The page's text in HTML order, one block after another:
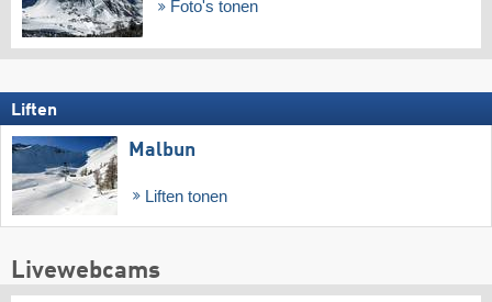
Foto's tonen
Liften
Malbun
Liften tonen
Livewebcams